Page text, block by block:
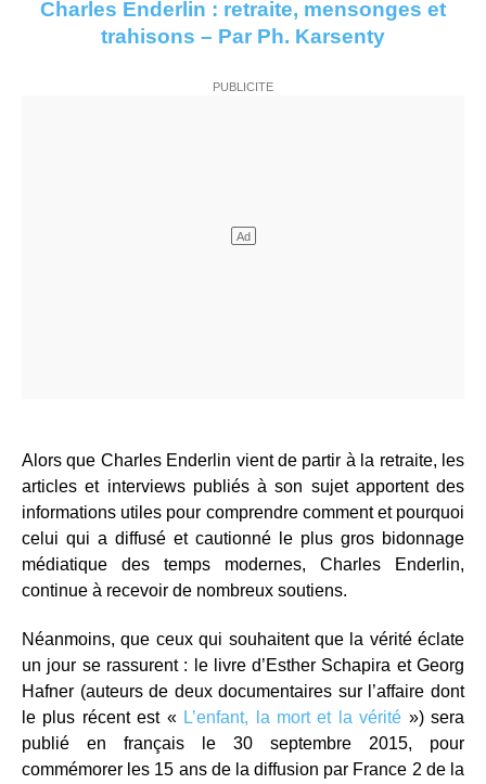
Charles Enderlin : retraite, mensonges et
trahisons – Par Ph. Karsenty
Alors que Charles Enderlin vient de partir à la retraite, les
articles et interviews publiés à son sujet apportent des
informations utiles pour comprendre comment et pourquoi
celui qui a diffusé et cautionné le plus gros bidonnage
médiatique des temps modernes, Charles Enderlin,
continue à recevoir de nombreux soutiens.
Néanmoins, que ceux qui souhaitent que la vérité éclate
un jour se rassurent : le livre d’Esther Schapira et Georg
Hafner (auteurs de deux documentaires sur l’affaire dont
le plus récent est « L’enfant, la mort et la vérité ») sera
publié en français le 30 septembre 2015, pour
commémorer les 15 ans de la diffusion par France 2 de la